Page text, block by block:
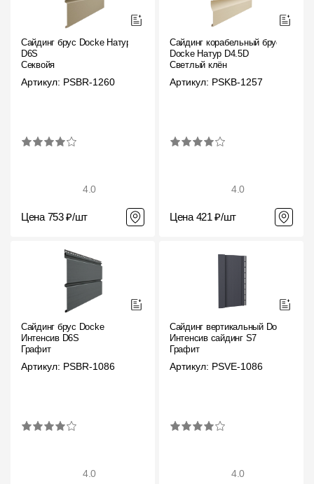
Сайдинг брус Docke Натур
D6S
Секвойя
Артикул: PSBR-1260
4.0
Цена 753 ₽/шт
Сайдинг корабельный брус
Docke Натур D4.5D
Светлый клён
Артикул: PSKB-1257
4.0
Цена 421 ₽/шт
Сайдинг брус Docke
Интенсив D6S
Графит
Артикул: PSBR-1086
4.0
Сайдинг вертикальный Docke
Интенсив сайдинг S7
Графит
Артикул: PSVE-1086
4.0